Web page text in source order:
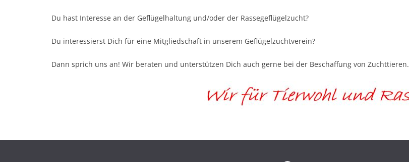
Du hast Interesse an der Geflügelhaltung und/oder der Rassegeflügelzucht?
Du interessierst Dich für eine Mitgliedschaft in unserem Geflügelzuchtverein?
Dann sprich uns an! Wir beraten und unterstützen Dich auch gerne bei der Beschaffung von Zuchttieren.